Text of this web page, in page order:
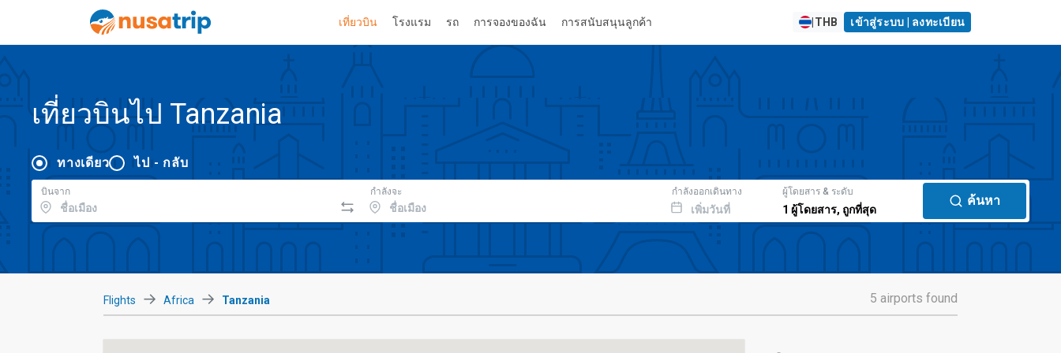
เที่ยวบิน โรงแรม รถ การจองของฉัน การสนับสนุนลูกค้า THB เข้าสู่ระบบ | ลงทะเบียน
เที่ยวบินไป Tanzania
ทางเดียว ไป - กลับ
บินจาก กำลังจะ กำลังออกเดินทาง
เพิ่มวันที่
ผู้โดยสาร & ระดับ
1 ผู้โดยสาร, ถูกที่สุด
ค้นหา
Flights Africa Tanzania 5 airports found